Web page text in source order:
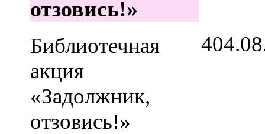
отзовись!»
Библиотечная
акция
«Задолжник,
отзовись!»
4